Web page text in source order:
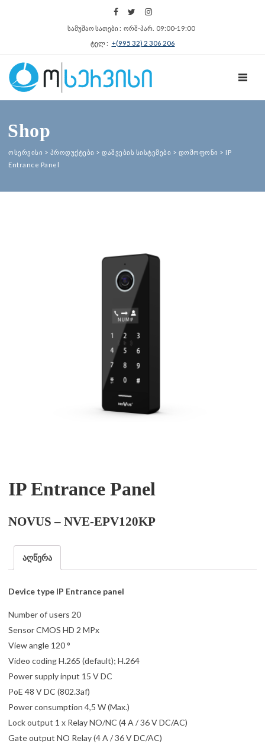
სამუშაო სათები : ორშ‑პარ. 09:00‑19:00
ტელ : +(995 32) 2 306 206
Shop
ოსერვისი > პროდუქტები > დაშვების სისტემები > დომოფონი > IP
Entrance Panel
IP Entrance Panel
NOVUS – NVE-EPV120KP
აღწერა
Device type IP Entrance panel
Number of users 20
Sensor CMOS HD 2 MPx
View angle 120 °
Video coding H.265 (default); H.264
Power supply input 15 V DC
PoE 48 V DC (802.3af)
Power consumption 4,5 W (Max.)
Lock output 1 x Relay NO/NC (4 A / 36 V DC/AC)
Gate output NO Relay (4 A / 36 V DC/AC)